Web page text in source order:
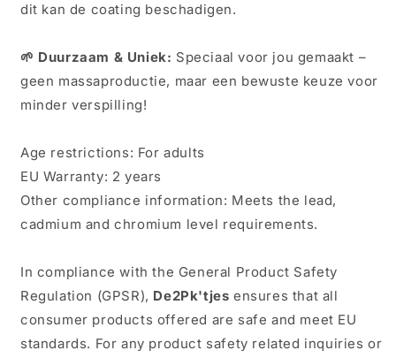
dit kan de coating beschadigen.
🌱 Duurzaam & Uniek: Speciaal voor jou gemaakt –
geen massaproductie, maar een bewuste keuze voor
minder verspilling!
Age restrictions: For adults
EU Warranty: 2 years
Other compliance information: Meets the lead,
cadmium and chromium level requirements.
In compliance with the General Product Safety
Regulation (GPSR), De2Pk'tjes ensures that all
consumer products offered are safe and meet EU
standards. For any product safety related inquiries or